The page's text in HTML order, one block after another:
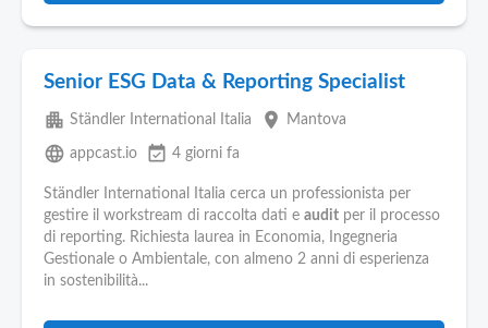
Senior ESG Data & Reporting Specialist
apartment Ständler International Italia place Mantova
language appcast.io event_available 4 giorni fa
Ständler International Italia cerca un professionista per
gestire il workstream di raccolta dati e audit per il processo
di reporting. Richiesta laurea in Economia, Ingegneria
Gestionale o Ambientale, con almeno 2 anni di esperienza
in sostenibilità...